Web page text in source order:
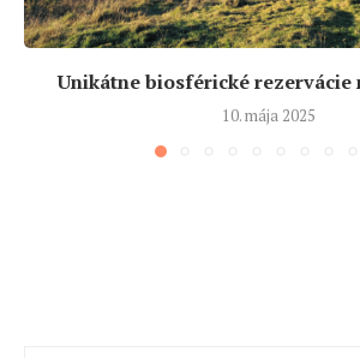
Unikátne biosférické rezervácie
10. mája 2025